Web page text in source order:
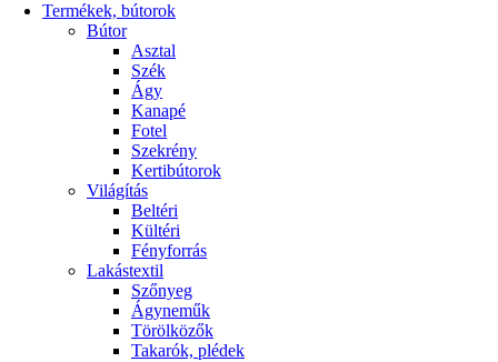
Termékek, bútorok
Bútor
Asztal
Szék
Ágy
Kanapé
Fotel
Szekrény
Kertibútorok
Világítás
Beltéri
Kültéri
Fényforrás
Lakástextil
Szőnyeg
Ágyneműk
Törölközők
Takarók, plédek